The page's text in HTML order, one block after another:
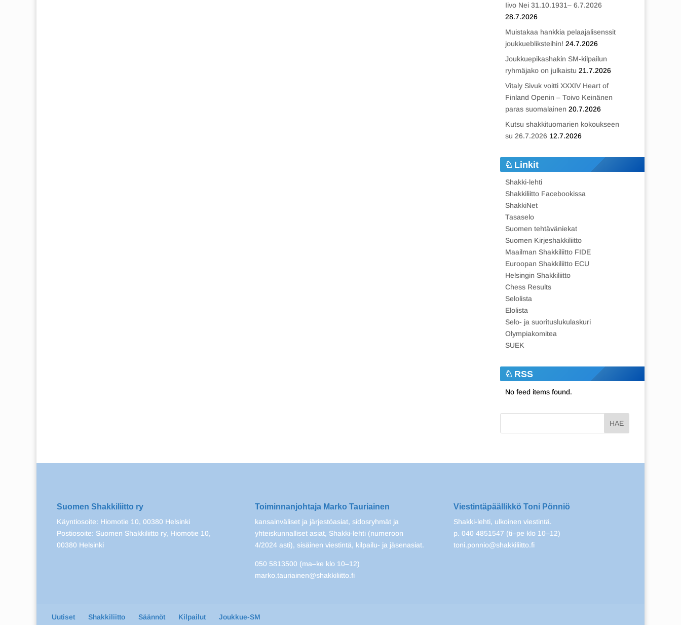
Iivo Nei 31.10.1931– 6.7.2026
28.7.2026
Muistakaa hankkia pelaajalisenssit
joukkuebliksteihin! 24.7.2026
Joukkuepikashakin SM-kilpailun
ryhmäjako on julkaistu 21.7.2026
Vitaly Sivuk voitti XXXIV Heart of
Finland Openin – Toivo Keinänen
paras suomalainen 20.7.2026
Kutsu shakkituomarien kokoukseen
su 26.7.2026 12.7.2026
Linkit
Shakki-lehti
Shakkiliitto Facebookissa
ShakkiNet
Tasaselo
Suomen tehtäväniekat
Suomen Kirjeshakkiliitto
Maailman Shakkiliitto FIDE
Euroopan Shakkiliitto ECU
Helsingin Shakkiliitto
Chess Results
Selolista
Elolista
Selo- ja suorituslukulaskuri
Olympiakomitea
SUEK
RSS
No feed items found.
Suomen Shakkiliitto ry
Käyntiosoite: Hiomotie 10, 00380 Helsinki
Postiosoite: Suomen Shakkiliitto ry, Hiomotie 10,
00380 Helsinki
Toiminnanjohtaja Marko Tauriainen
kansainväliset ja järjestöasiat, sidosryhmät ja
yhteiskunnalliset asiat, Shakki-lehti (numeroon
4/2024 asti), sisäinen viestintä, kilpailu- ja jäsenasiat.
050 5813500 (ma–ke klo 10–12)
marko.tauriainen@shakkiliitto.fi
Viestintäpäällikkö Toni Pönniö
Shakki-lehti, ulkoinen viestintä.
p. 040 4851547 (ti–pe klo 10–12)
toni.ponnio@shakkiliitto.fi
Uutiset Shakkiliitto Säännöt Kilpailut Joukkue-SM